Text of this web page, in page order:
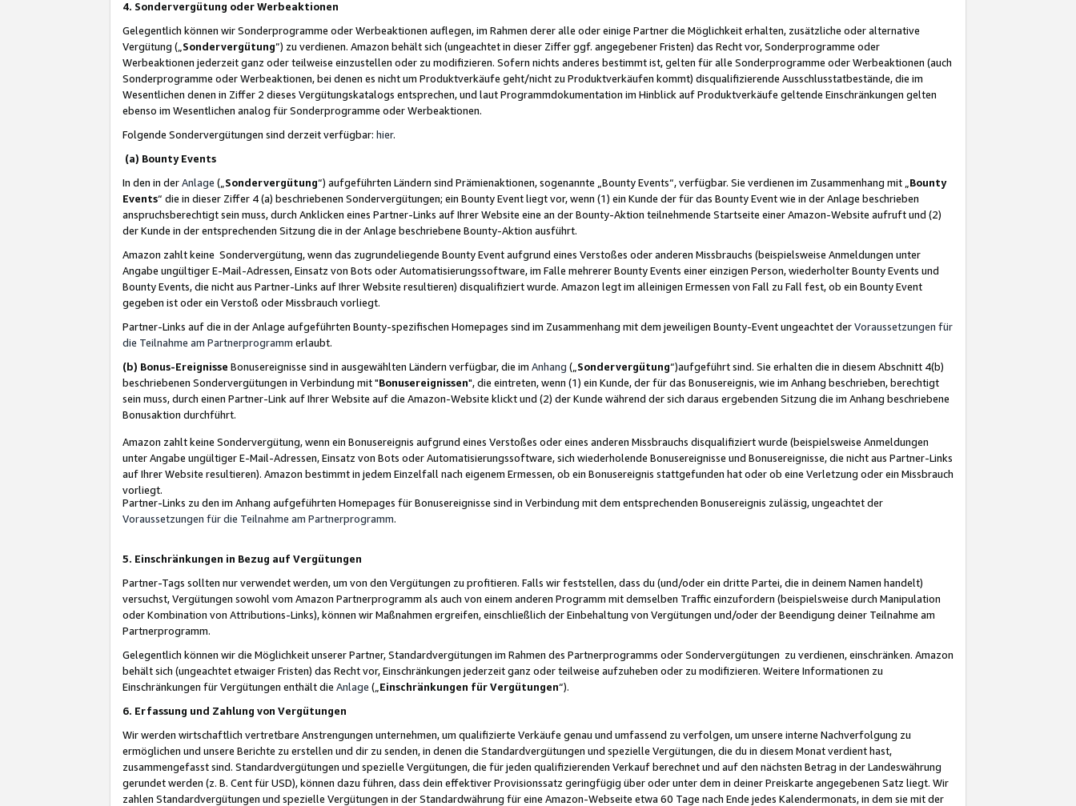
4. Sondervergütung oder Werbeaktionen
Gelegentlich können wir Sonderprogramme oder Werbeaktionen auflegen, im Rahmen derer alle oder einige Partner die Möglichkeit erhalten, zusätzliche oder alternative
Vergütung („ Sondervergütung”) zu verdienen. Amazon behält sich (ungeachtet in dieser Ziffer ggf. angegebener Fristen) das Recht vor, Sonderprogramme oder
Werbeaktionen jederzeit ganz oder teilweise einzustellen oder zu modifizieren. Sofern nichts anderes bestimmt ist, gelten für alle Sonderprogramme oder Werbeaktionen (auch
Sonderprogramme oder Werbeaktionen, bei denen es nicht um Produktverkäufe geht/nicht zu Produktverkäufen kommt) disqualifizierende Ausschlusstatbestände, die im
Wesentlichen denen in Ziffer 2 dieses Vergütungskatalogs entsprechen, und laut Programmdokumentation im Hinblick auf Produktverkäufe geltende Einschränkungen gelten
ebenso im Wesentlichen analog für Sonderprogramme oder Werbeaktionen.
Folgende Sondervergütungen sind derzeit verfügbar: hier.
(a) Bounty Events
In den in derAnlage („ Sondervergütung“) aufgeführten Ländern sind Prämienaktionen, sogenannte „Bounty Events“, verfügbar. Sie verdienen im Zusammenhang mit „ Bounty
Events“ die in dieser Ziffer 4 (a) beschriebenen Sondervergütungen; ein Bounty Event liegt vor, wenn (1) ein Kunde der für das Bounty Event wie in der Anlage beschrieben
anspruchsberechtigt sein muss, durch Anklicken eines Partner-Links auf Ihrer Website eine an der Bounty-Aktion teilnehmende Startseite einer Amazon-Website aufruft und (2)
der Kunde in der entsprechenden Sitzung die in der Anlage beschriebene Bounty-Aktion ausführt.
Amazon zahlt keine Sondervergütung, wenn das zugrundeliegende Bounty Event aufgrund eines Verstoßes oder anderen Missbrauchs (beispielsweise Anmeldungen unter
Angabe ungültiger E-Mail-Adressen, Einsatz von Bots oder Automatisierungssoftware, im Falle mehrerer Bounty Events einer einzigen Person, wiederholter Bounty Events und
Bounty Events, die nicht aus Partner-Links auf Ihrer Website resultieren) disqualifiziert wurde. Amazon legt im alleinigen Ermessen von Fall zu Fall fest, ob ein Bounty Event
gegeben ist oder ein Verstoß oder Missbrauch vorliegt.
Partner-Links auf die in der Anlage aufgeführten Bounty-spezifischen Homepages sind im Zusammenhang mit dem jeweiligen Bounty-Event ungeachtet derVoraussetzungen für
die Teilnahme am Partnerprogramm erlaubt.
(b) Bonus-Ereignisse Bonusereignisse sind in ausgewählten Ländern verfügbar, die im Anhang („ Sondervergütung“)aufgeführt sind. Sie erhalten die in diesem Abschnitt 4(b)
beschriebenen Sondervergütungen in Verbindung mit "Bonusereignissen", die eintreten, wenn (1) ein Kunde, der für das Bonusereignis, wie im Anhang beschrieben, berechtigt
sein muss, durch einen Partner-Link auf Ihrer Website auf die Amazon-Website klickt und (2) der Kunde während der sich daraus ergebenden Sitzung die im Anhang beschriebene
Bonusaktion durchführt.
Amazon zahlt keine Sondervergütung, wenn ein Bonusereignis aufgrund eines Verstoßes oder eines anderen Missbrauchs disqualifiziert wurde (beispielsweise Anmeldungen
unter Angabe ungültiger E-Mail-Adressen, Einsatz von Bots oder Automatisierungssoftware, sich wiederholende Bonusereignisse und Bonusereignisse, die nicht aus Partner-Links
auf Ihrer Website resultieren). Amazon bestimmt in jedem Einzelfall nach eigenem Ermessen, ob ein Bonusereignis stattgefunden hat oder ob eine Verletzung oder ein Missbrauch
vorliegt.
Partner-Links zu den im Anhang aufgeführten Homepages für Bonusereignisse sind in Verbindung mit dem entsprechenden Bonusereignis zulässig, ungeachtet der
Voraussetzungen für die Teilnahme am Partnerprogramm.
5. Einschränkungen in Bezug auf Vergütungen
Partner-Tags sollten nur verwendet werden, um von den Vergütungen zu profitieren. Falls wir feststellen, dass du (und/oder ein dritte Partei, die in deinem Namen handelt)
versuchst, Vergütungen sowohl vom Amazon Partnerprogramm als auch von einem anderen Programm mit demselben Traffic einzufordern (beispielsweise durch Manipulation
oder Kombination von Attributions-Links), können wir Maßnahmen ergreifen, einschließlich der Einbehaltung von Vergütungen und/oder der Beendigung deiner Teilnahme am
Partnerprogramm.
Gelegentlich können wir die Möglichkeit unserer Partner, Standardvergütungen im Rahmen des Partnerprogramms oder Sondervergütungen zu verdienen, einschränken. Amazon
behält sich (ungeachtet etwaiger Fristen) das Recht vor, Einschränkungen jederzeit ganz oder teilweise aufzuheben oder zu modifizieren. Weitere Informationen zu
Einschränkungen für Vergütungen enthält die Anlage („ Einschränkungen für Vergütungen“).
6. Erfassung und Zahlung von Vergütungen
Wir werden wirtschaftlich vertretbare Anstrengungen unternehmen, um qualifizierte Verkäufe genau und umfassend zu verfolgen, um unsere interne Nachverfolgung zu
ermöglichen und unsere Berichte zu erstellen und dir zu senden, in denen die Standardvergütungen und spezielle Vergütungen, die du in diesem Monat verdient hast,
zusammengefasst sind. Standardvergütungen und spezielle Vergütungen, die für jeden qualifizierenden Verkauf berechnet und auf den nächsten Betrag in der Landeswährung
gerundet werden (z. B. Cent für USD), können dazu führen, dass dein effektiver Provisionssatz geringfügig über oder unter dem in deiner Preiskarte angegebenen Satz liegt. Wir
zahlen Standardvergütungen und spezielle Vergütungen in der Standardwährung für eine Amazon-Webseite etwa 60 Tage nach Ende jedes Kalendermonats, in dem sie mit der